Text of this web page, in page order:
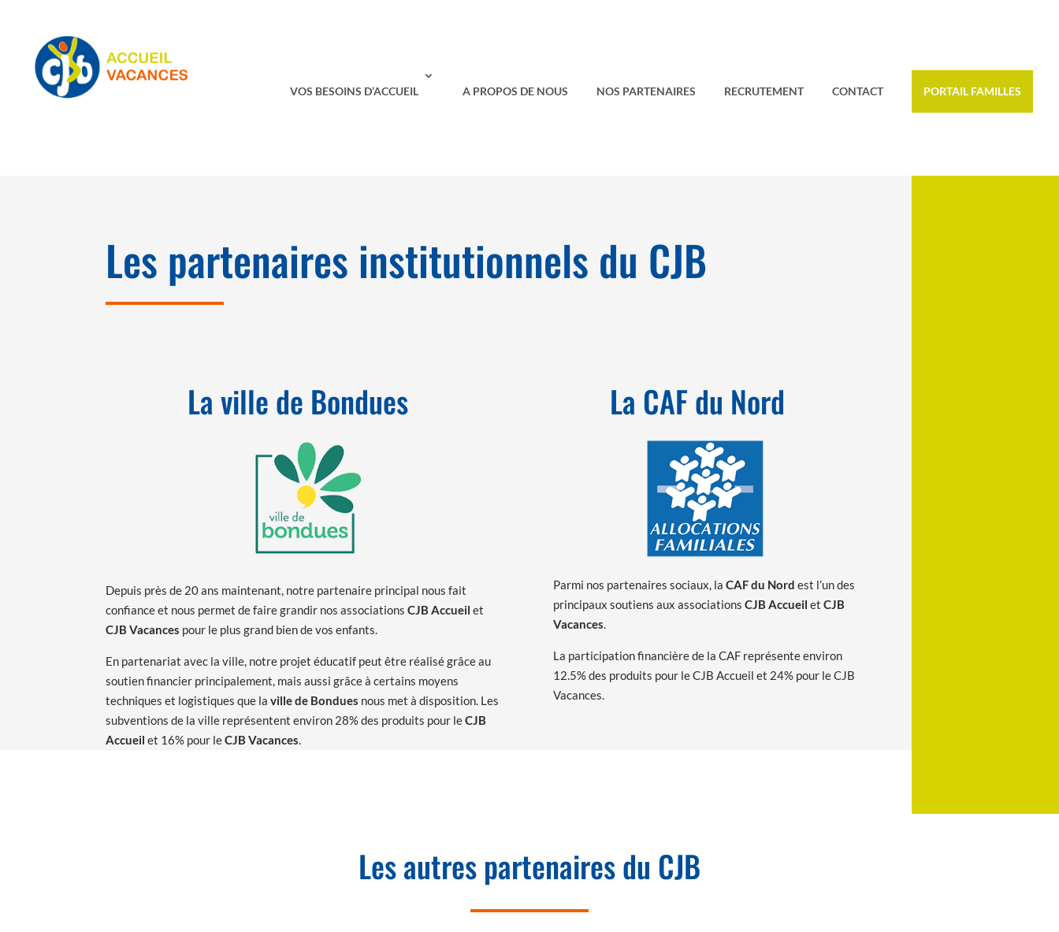
VOS BESOINS D’ACCUEIL A PROPOS DE NOUS NOS PARTENAIRES RECRUTEMENT CONTACT PORTAIL FAMILLES
Les partenaires institutionnels du CJB
La ville de Bondues
Depuis près de 20 ans maintenant, notre partenaire principal nous fait
confiance et nous permet de faire grandir nos associationsCJB Accueil et
CJB Vacances pour le plus grand bien de vos enfants.
En partenariat avec la ville, notre projet éducatif peut être réalisé grâce au
soutien financier principalement, mais aussi grâce à certains moyens
techniques et logistiques que laville de Bondues nous met à disposition. Les
subventions de la ville représentent environ 28% des produits pour leCJB
Accueil et 16% pour leCJB Vacances.
La CAF du Nord
Parmi nos partenaires sociaux, la CAF du Nord est l’un des
principaux soutiens aux associations CJB Accueil et CJB
Vacances.
La participation financière de la CAF représente environ
12.5% des produits pour le CJB Accueil et 24% pour le CJB
Vacances.
Les autres partenaires du CJB